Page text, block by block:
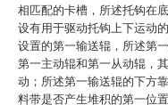
相匹配的卡槽，所述托钩在
设有用于驱动托钩上下运动
设置的第一输送辊，所述第
第一主动辊和第一从动辊，
动；所述第一输送辊的下方
料带是否产生堆积的第一位